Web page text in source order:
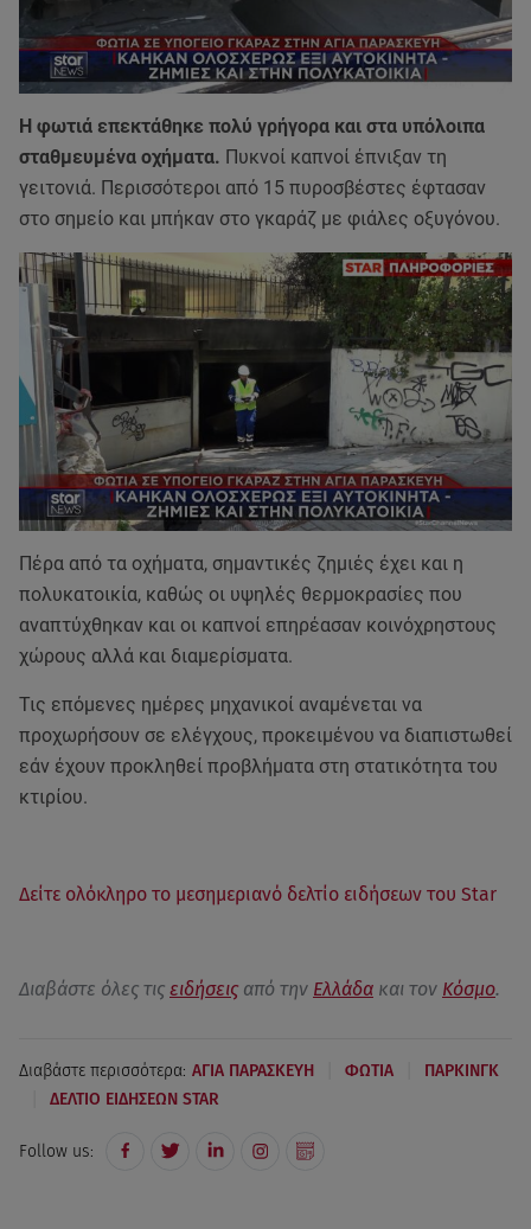
Η φωτιά επεκτάθηκε πολύ γρήγορα και στα υπόλοιπα
σταθμευμένα οχήματα. Πυκνοί καπνοί έπνιξαν τη
γειτονιά. Περισσότεροι από 15 πυροσβέστες έφτασαν
στο σημείο και μπήκαν στο γκαράζ με φιάλες οξυγόνου.
Πέρα από τα οχήματα, σημαντικές ζημιές έχει και η
πολυκατοικία, καθώς οι υψηλές θερμοκρασίες που
αναπτύχθηκαν και οι καπνοί επηρέασαν κοινόχρηστους
χώρους αλλά και διαμερίσματα.
Τις επόμενες ημέρες μηχανικοί αναμένεται να
προχωρήσουν σε ελέγχους, προκειμένου να διαπιστωθεί
εάν έχουν προκληθεί προβλήματα στη στατικότητα του
κτιρίου.
Δείτε ολόκληρο το μεσημεριανό δελτίο ειδήσεων του Star
Διαβάστε όλες τις ειδήσεις από την Ελλάδα και τον Κόσμο.
Διαβάστε περισσότερα: ΑΓΙΑ ΠΑΡΑΣΚΕΥΗ ΦΩΤΙΑ ΠΑΡΚΙΝΓΚ
ΔΕΛΤΙΟ ΕΙΔΗΣΕΩΝ STAR
Follow us: